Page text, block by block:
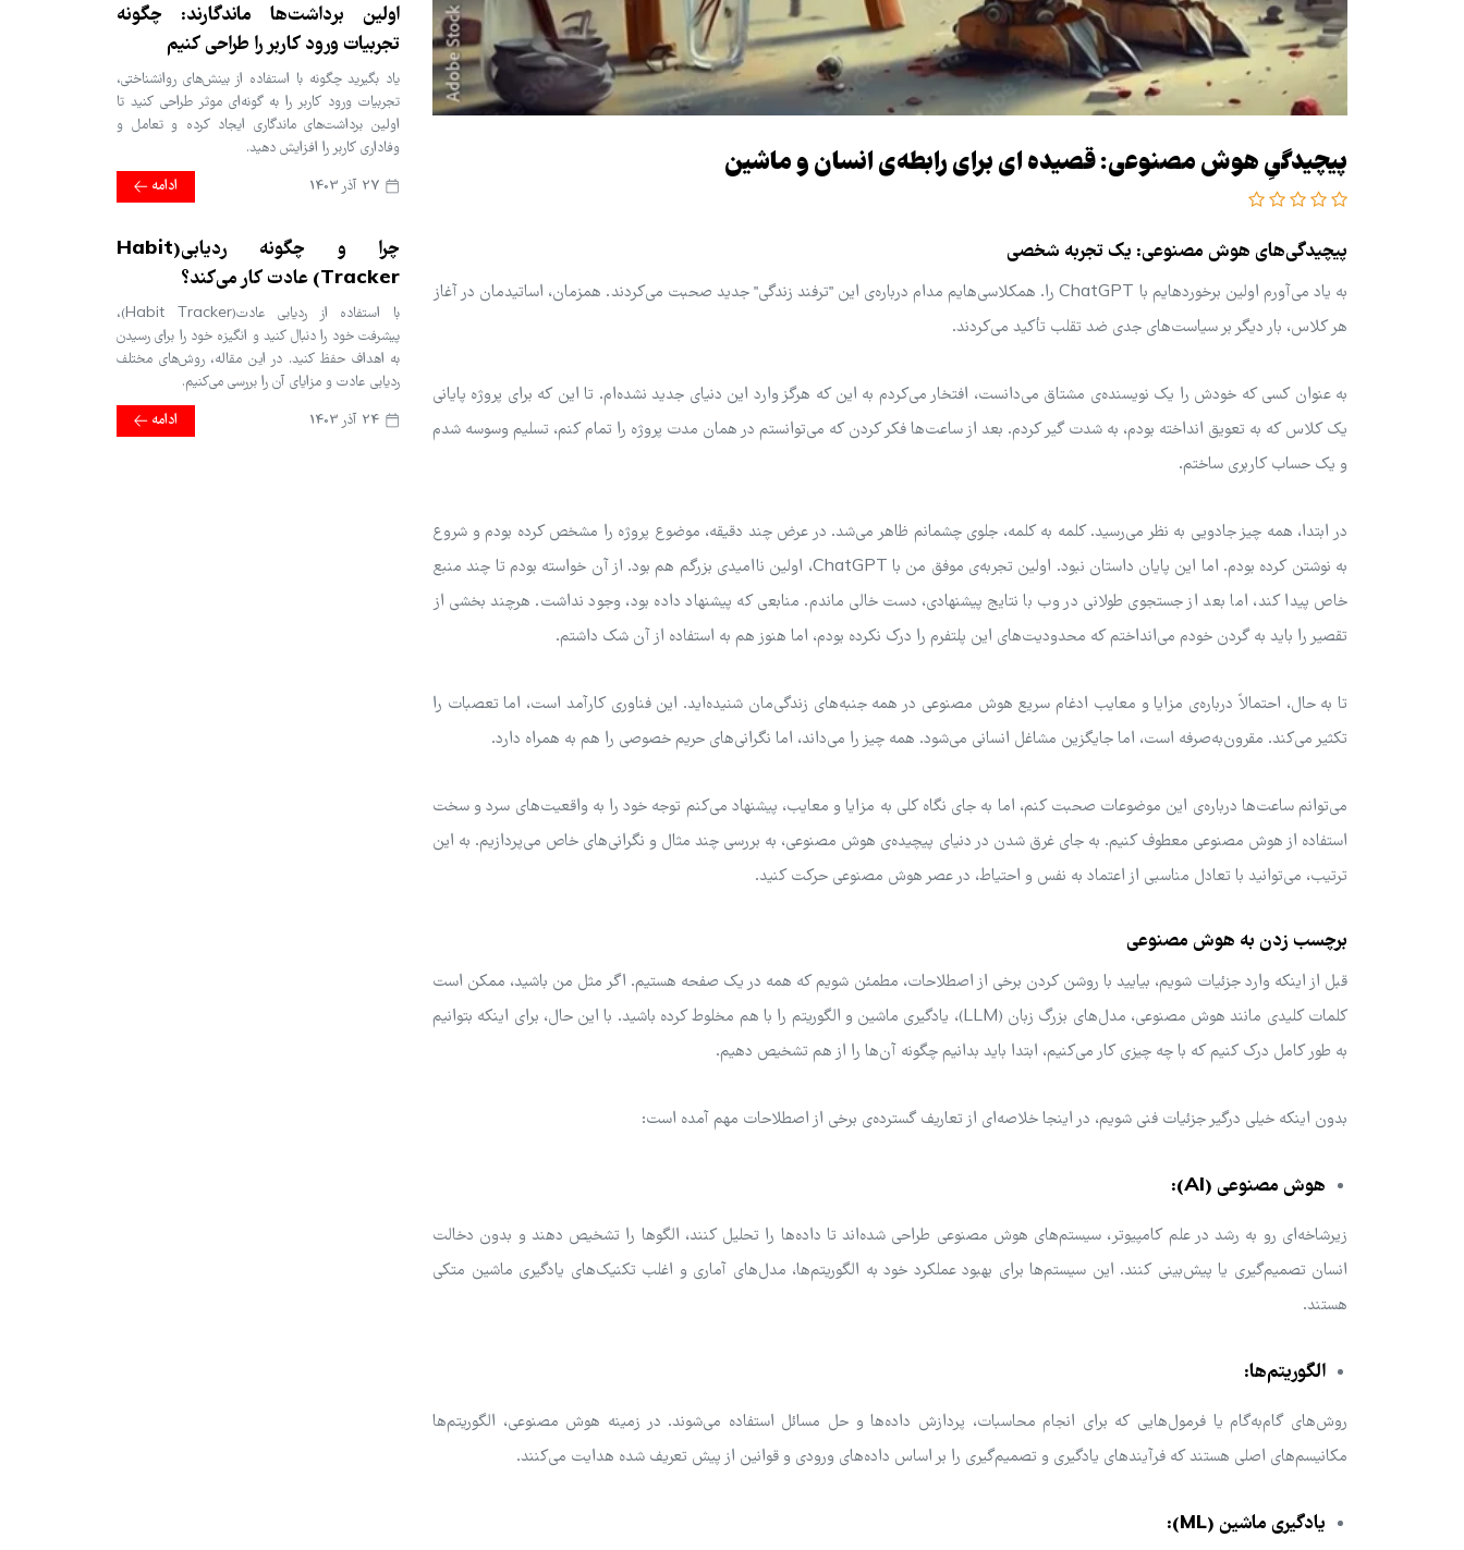
پیچیدگیِ هوش مصنوعی: قصیده ای برای رابطه‌ی انسان و ماشین
پیچیدگی‌های هوش مصنوعی: یک تجربه شخصی
به یاد می‌آورم اولین برخوردهایم با ChatGPT را. همکلاسی‌هایم مدام درباره‌ی این "ترفند زندگی" جدید صحبت می‌کردند. همزمان، اساتیدمان در آغاز
هر کلاس، بار دیگر بر سیاست‌های جدی ضد تقلب تأکید می‌کردند.
به عنوان کسی که خودش را یک نویسنده‌ی مشتاق می‌دانست، افتخار می‌کردم به این که هرگز وارد این دنیای جدید نشده‌ام. تا این که برای پروژه پایانی
یک کلاس که به تعویق انداخته بودم، به شدت گیر کردم. بعد از ساعت‌ها فکر کردن که می‌توانستم در همان مدت پروژه را تمام کنم، تسلیم وسوسه شدم
و یک حساب کاربری ساختم.
در ابتدا، همه چیز جادویی به نظر می‌رسید. کلمه به کلمه، جلوی چشمانم ظاهر می‌شد. در عرض چند دقیقه، موضوع پروژه را مشخص کرده بودم و شروع
به نوشتن کرده بودم. اما این پایان داستان نبود. اولین تجربه‌ی موفق من با ChatGPT، اولین ناامیدی بزرگم هم بود. از آن خواسته بودم تا چند منبع
خاص پیدا کند، اما بعد از جستجوی طولانی در وب با نتایج پیشنهادی، دست خالی ماندم. منابعی که پیشنهاد داده بود، وجود نداشت. هرچند بخشی از
تقصیر را باید به گردن خودم می‌انداختم که محدودیت‌های این پلتفرم را درک نکرده بودم، اما هنوز هم به استفاده از آن شک داشتم.
تا به حال، احتمالاً درباره‌ی مزایا و معایب ادغام سریع هوش مصنوعی در همه جنبه‌های زندگی‌مان شنیده‌اید. این فناوری کارآمد است، اما تعصبات را
تکثیر می‌کند. مقرون‌به‌صرفه است، اما جایگزین مشاغل انسانی می‌شود. همه چیز را می‌داند، اما نگرانی‌های حریم خصوصی را هم به همراه دارد.
می‌توانم ساعت‌ها درباره‌ی این موضوعات صحبت کنم، اما به جای نگاه کلی به مزایا و معایب، پیشنهاد می‌کنم توجه خود را به واقعیت‌های سرد و سخت
استفاده از هوش مصنوعی معطوف کنیم. به جای غرق شدن در دنیای پیچیده‌ی هوش مصنوعی، به بررسی چند مثال و نگرانی‌های خاص می‌پردازیم. به این
ترتیب، می‌توانید با تعادل مناسبی از اعتماد به نفس و احتیاط، در عصر هوش مصنوعی حرکت کنید.
برچسب زدن به هوش مصنوعی
قبل از اینکه وارد جزئیات شویم، بیایید با روشن کردن برخی از اصطلاحات، مطمئن شویم که همه در یک صفحه هستیم. اگر مثل من باشید، ممکن است
کلمات کلیدی مانند هوش مصنوعی، مدل‌های بزرگ زبان (LLM)، یادگیری ماشین و الگوریتم را با هم مخلوط کرده باشید. با این حال، برای اینکه بتوانیم
به طور کامل درک کنیم که با چه چیزی کار می‌کنیم، ابتدا باید بدانیم چگونه آن‌ها را از هم تشخیص دهیم.
بدون اینکه خیلی درگیر جزئیات فنی شویم، در اینجا خلاصه‌ای از تعاریف گسترده‌ی برخی از اصطلاحات مهم آمده است:
هوش مصنوعی (AI):
زیرشاخه‌ای رو به رشد در علم کامپیوتر، سیستم‌های هوش مصنوعی طراحی شده‌اند تا داده‌ها را تحلیل کنند، الگوها را تشخیص دهند و بدون دخالت
انسان تصمیم‌گیری یا پیش‌بینی کنند. این سیستم‌ها برای بهبود عملکرد خود به الگوریتم‌ها، مدل‌های آماری و اغلب تکنیک‌های یادگیری ماشین متکی
هستند.
الگوریتم‌ها:
روش‌های گام‌به‌گام یا فرمول‌هایی که برای انجام محاسبات، پردازش داده‌ها و حل مسائل استفاده می‌شوند. در زمینه هوش مصنوعی، الگوریتم‌ها
مکانیسم‌های اصلی هستند که فرآیندهای یادگیری و تصمیم‌گیری را بر اساس داده‌های ورودی و قوانین از پیش تعریف شده هدایت می‌کنند.
یادگیری ماشین (ML):
اولین برداشت‌ها ماندگارند: چگونه
تجربیات ورود کاربر را طراحی کنیم
یاد بگیرید چگونه با استفاده از بینش‌های روانشناختی،
تجربیات ورود کاربر را به گونه‌ای موثر طراحی کنید تا
اولین برداشت‌های ماندگاری ایجاد کرده و تعامل و
وفاداری کاربر را افزایش دهید.
ادامه
چرا و چگونه ردیابی(Habit
Tracker) عادت کار می‌کند؟
با استفاده از ردیابی عادت(Habit Tracker)،
پیشرفت خود را دنبال کنید و انگیزه خود را برای رسیدن
به اهداف حفظ کنید. در این مقاله، روش‌های مختلف
ردیابی عادت و مزایای آن را بررسی می‌کنیم.
ادامه